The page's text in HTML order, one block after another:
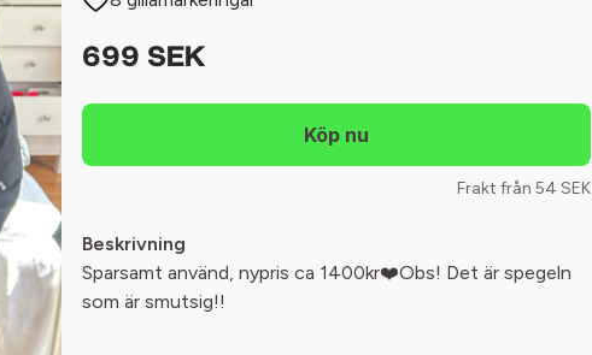
699 SEK
Frakt från 54 SEK
Beskrivning
Sparsamt använd, nypris ca 1400kr❤️Obs! Det är spegeln
som är smutsig!!